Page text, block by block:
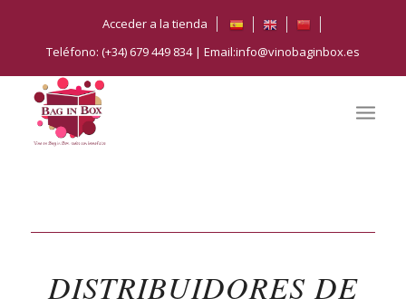
Acceder a la tienda
Teléfono: (+34) 679 449 834 | Email:info@vinobaginbox.es
DISTRIBUIDORES DE